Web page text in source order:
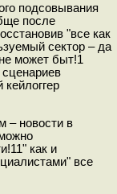
подсовывания
после
"все как
сектор – да
может быт!1
– новости в
как и
все